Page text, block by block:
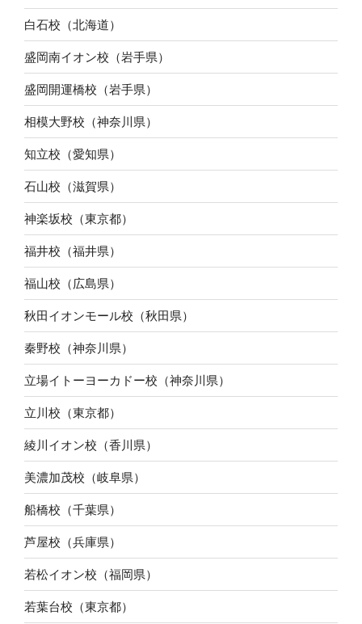
白石校（北海道）
盛岡南イオン校（岩手県）
盛岡開運橋校（岩手県）
相模大野校（神奈川県）
知立校（愛知県）
石山校（滋賀県）
神楽坂校（東京都）
福井校（福井県）
福山校（広島県）
秋田イオンモール校（秋田県）
秦野校（神奈川県）
立場イトーヨーカドー校（神奈川県）
立川校（東京都）
綾川イオン校（香川県）
美濃加茂校（岐阜県）
船橋校（千葉県）
芦屋校（兵庫県）
若松イオン校（福岡県）
若葉台校（東京都）